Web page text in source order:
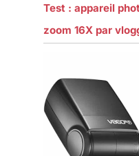
Test : appareil
zoom 16X par